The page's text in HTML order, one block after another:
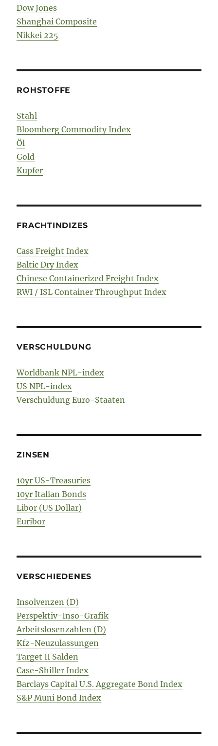
Dow Jones
Shanghai Composite
Nikkei 225
ROHSTOFFE
Stahl
Bloomberg Commodity Index
Öl
Gold
Kupfer
FRACHTINDIZES
Cass Freight Index
Baltic Dry Index
Chinese Containerized Freight Index
RWI / ISL Container Throughput Index
VERSCHULDUNG
Worldbank NPL-index
US NPL-index
Verschuldung Euro-Staaten
ZINSEN
10yr US-Treasuries
10yr Italian Bonds
Libor (US Dollar)
Euribor
VERSCHIEDENES
Insolvenzen (D)
Perspektiv-Inso-Grafik
Arbeitslosenzahlen (D)
Kfz-Neuzulassungen
Target II Salden
Case-Shiller Index
Barclays Capital U.S. Aggregate Bond Index
S&P Muni Bond Index